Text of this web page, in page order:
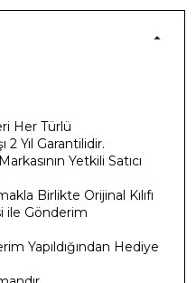
Her Türlü
2 Yıl Garantilidir.
Markasının Yetkili Satıcı
Birlikte Orijinal Kılıfı
ile Gönderim
Yapıldığından Hediye